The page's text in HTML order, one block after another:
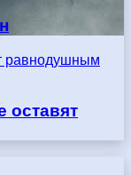
равнодушным
оставят